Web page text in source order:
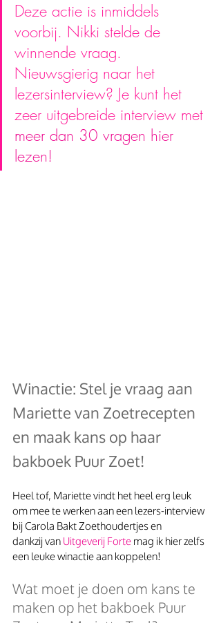
Deze actie is inmiddels
voorbij. Nikki stelde de
winnende vraag.
Nieuwsgierig naar het
lezersinterview? Je kunt het
zeer uitgebreide interview met
meer dan 30 vragen hier
lezen!
Winactie: Stel je vraag aan
Mariette van Zoetrecepten
en maak kans op haar
bakboek Puur Zoet!
Heel tof, Mariette vindt het heel erg leuk
om mee te werken aan een lezers-interview
bij Carola Bakt Zoethoudertjes en
dankzij van Uitgeverij Forte mag ik hier zelfs
een leuke winactie aan koppelen!
Wat moet je doen om kans te
maken op het bakboek Puur